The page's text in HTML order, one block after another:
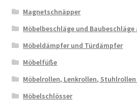
Magnetschnäpper
Möbelbeschläge und Baubeschläge
Möbeldämpfer und Türdämpfer
Möbelfüße
Möbelrollen, Lenkrollen,
Möbelschlösser